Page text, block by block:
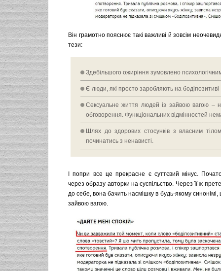
Він грамотно пояснює такі важливі й зовсім
тези:
Здебільшого ожиріння зумовлено
Є люди, які просто заробляють на бодіпозитиві
Сексуальне життя людей із зайвою вагою –
обговорення. Функціональних відмінностей
Шлях до здорових стосунків з власним
починатись з ненависті.
І попри все це прекрасне є суттєвий мінус.
через образу авторки на суспільство. Через її ж
до себе, вона бачить насмішку в будь-якому синонімі,
зайвою вагою.